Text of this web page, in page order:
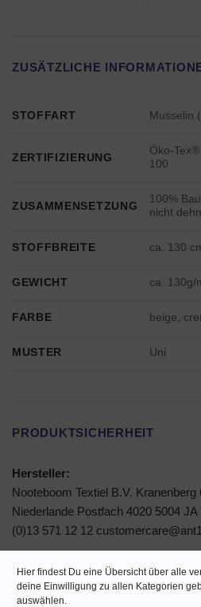
Hier findest Du eine Übersicht über alle
deine Einwilligung zu allen Kategorien
auswählen.
ZUSÄTZLICHE
STOFFART Musselin
ZERTIFIZIERUNG
Öko-
100
ZUSAMMENSETZUNG
100%
nicht
STOFFBREITE ca. 130
GEWICHT ca. 130g/
FARBE beige,
MUSTER Uni
PRODUKTSICHERHEIT
Hersteller:
Nooteboom Textiel B.V. Kranenberg
Niederlande Postfach 4020 5004 JA
(0)13 571 12 12
Achtung: Stoffe sind brennbar!